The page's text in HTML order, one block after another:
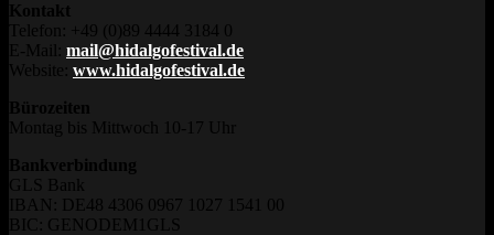
Kontakt
Telefon: +49 (0)89 4444 3184 0
E-Mail: mail@hidalgofestival.de
Website: www.hidalgofestival.de
Bürozeiten
Montag bis Mittwoch 10-17 Uhr
Bankverbindung
GLS Bank
IBAN: DE48 4306 0967 1027 1541 00
BIC: GENODEM1GLS